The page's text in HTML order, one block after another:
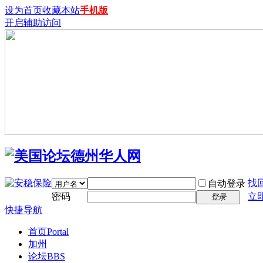
设为首页收藏本站手机版
开启辅助访问
自动登录 找
密码
登录
立
快捷导航
首页Portal
加州
论坛BBS